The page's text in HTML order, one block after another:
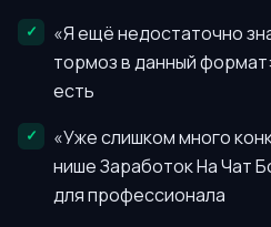
«Я ещё недостаточно
тормоз в данный
есть
«Уже слишком много
нише Заработок На Чат
для профессионала